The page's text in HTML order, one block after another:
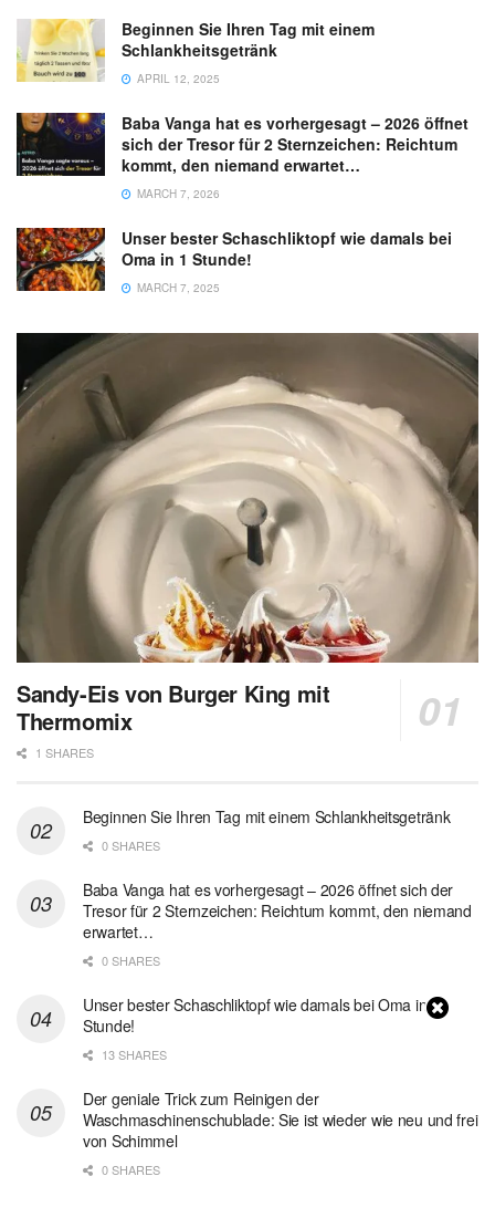
Beginnen Sie Ihren Tag mit einem
Schlankheitsgetränk
APRIL 12, 2025
Baba Vanga hat es vorhergesagt – 2026 öffnet
sich der Tresor für 2 Sternzeichen: Reichtum
kommt, den niemand erwartet…
MARCH 7, 2026
Unser bester Schaschliktopf wie damals bei
Oma in 1 Stunde!
MARCH 7, 2025
Sandy-Eis von Burger King mit
Thermomix
1 SHARES
Beginnen Sie Ihren Tag mit einem Schlankheitsgetränk
0 SHARES
Baba Vanga hat es vorhergesagt – 2026 öffnet sich der
Tresor für 2 Sternzeichen: Reichtum kommt, den niemand
erwartet…
0 SHARES
Unser bester Schaschliktopf wie damals bei Oma in 1
Stunde!
13 SHARES
Der geniale Trick zum Reinigen der
Waschmaschinenschublade: Sie ist wieder wie neu und frei
von Schimmel
0 SHARES